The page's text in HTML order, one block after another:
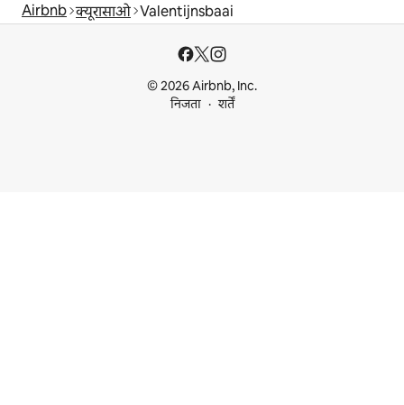
Airbnb क्यूरासाओ Valentijnsbaai
© 2026 Airbnb, Inc.
निजता
शर्तें